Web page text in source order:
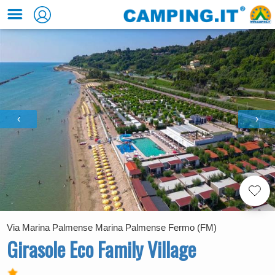
‹ ›
Via Marina Palmense Marina Palmense Fermo (FM)
Girasole Eco Family Village